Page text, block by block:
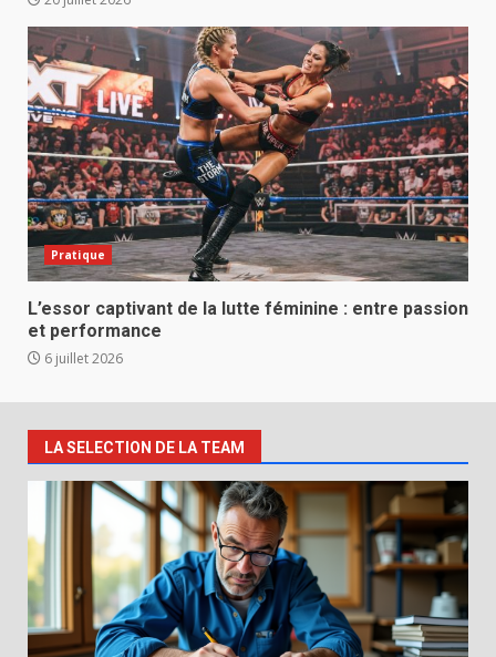
Pratique
L’essor captivant de la lutte féminine : entre passion
et performance
6 juillet 2026
LA SELECTION DE LA TEAM